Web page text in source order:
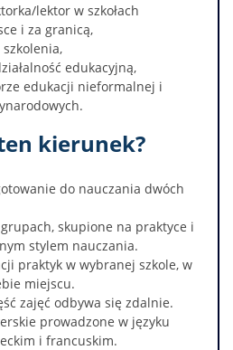
lektor w szkołach
i za granicą,
edukacyjną,
edukacji nieformalnej i
kierunek?
do nauczania dwóch
skupione na praktyce i
stylem nauczania.
praktyk w wybranej szkole, w
miejscu.
zajęć odbywa się zdalnie.
prowadzone w języku
i francuskim.